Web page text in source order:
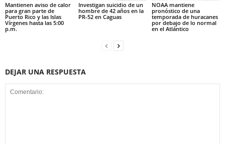
Mantienen aviso de calor
para gran parte de
Puerto Rico y las Islas
Vírgenes hasta las 5:00
p.m.
Investigan suicidio de un
hombre de 42 años en la
PR-52 en Caguas
NOAA mantiene
pronóstico de una
temporada de huracanes
por debajo de lo normal
en el Atlántico
DEJAR UNA RESPUESTA